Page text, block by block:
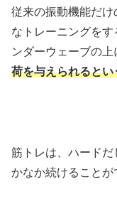
従来の振動機能だ
なトレーニングを
ンダーウェーブの上
荷を与えられるとい
筋トレは、ハード
かなか続けることが